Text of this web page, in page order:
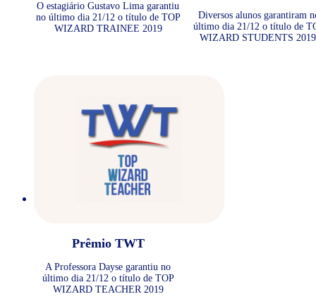
O estagiário Gustavo Lima garantiu
no último dia 21/12 o título de TOP
WIZARD TRAINEE 2019
Diversos alunos garantiram
último dia 21/12 o título de
WIZARD STUDENTS
Prêmio TWT
A Professora Dayse garantiu no
último dia 21/12 o título de TOP
WIZARD TEACHER 2019